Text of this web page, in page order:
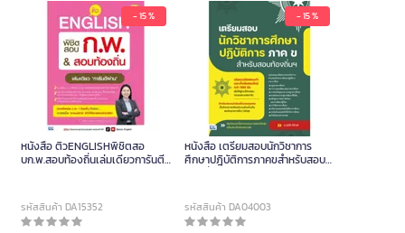
- 15 %
หนังสือ ติวENGLISHพิชิตสอ
บก.พ.สอบท้องถิ่นเล่มเดียวการันตี
รหัสสินค้า DA15352
- 15 %
หนังสือ เตรียมสอบนักวิชาการ
ศึกษาปฎิบัติการภาคขสำหรับสอบ
รหัสสินค้า DA04003